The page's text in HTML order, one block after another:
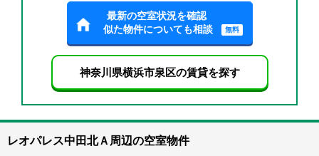
最新の空室状況を確認
似た物件についても相談
無料
神奈川県横浜市泉区の賃貸を探す
レオパレス中田北Ａ周辺の空室物件